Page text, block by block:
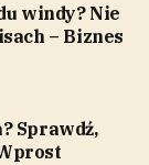
windy? Nie
– Biznes
Sprawdź,